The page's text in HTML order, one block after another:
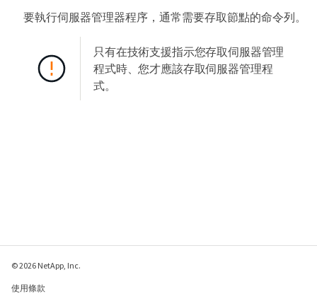
要執行伺服器管理器程序，通常需要存取節點的命令列。
只有在技術支援指示您存取伺服器管理
程式時、您才應該存取伺服器管理程
式。
© 2026 NetApp, Inc.
使用條款